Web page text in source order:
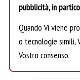
pubblicità, in
Quando Vi viene
o tecnologie simili,
Vostro consenso.